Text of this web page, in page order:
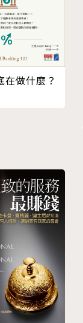
面備受挑戰的
大的人脈關
主管、中文
者都適用，越
，也是連續
憑藉自創的銷
在做什麼？